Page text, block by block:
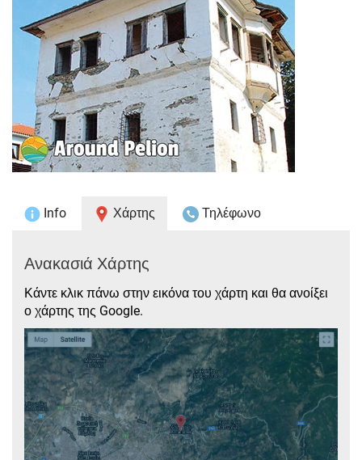
Info Χάρτης Τηλέφωνο
Ανακασιά Χάρτης
Κάντε κλικ πάνω στην εικόνα του χάρτη και θα ανοίξει
ο χάρτης της Google.